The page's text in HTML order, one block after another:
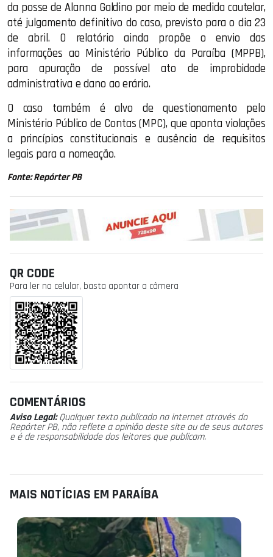
da posse de Alanna Galdino por meio de medida cautelar,
até julgamento definitivo do caso, previsto para o dia 23
de abril. O relatório ainda propõe o envio das
informações ao Ministério Público da Paraíba (MPPB),
para apuração de possível ato de improbidade
administrativa e dano ao erário.
O caso também é alvo de questionamento pelo
Ministério Público de Contas (MPC), que aponta violações
a princípios constitucionais e ausência de requisitos
legais para a nomeação.
Fonte: Repórter PB
QR CODE
Para ler no celular, basta apontar a câmera
COMENTÁRIOS
Aviso Legal:Qualquer texto publicado na internet através do
Repórter PB, não reflete a opinião deste site ou de seus autores
e é de responsabilidade dos leitores que publicam.
MAIS NOTÍCIAS EM PARAÍBA